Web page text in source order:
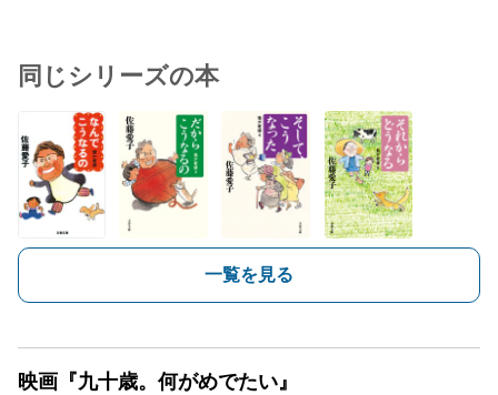
同じシリーズの本
一覧を見る
映画『九十歳。何がめでたい』